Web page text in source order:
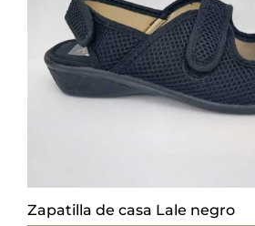
Zapatilla de casa Lale negro